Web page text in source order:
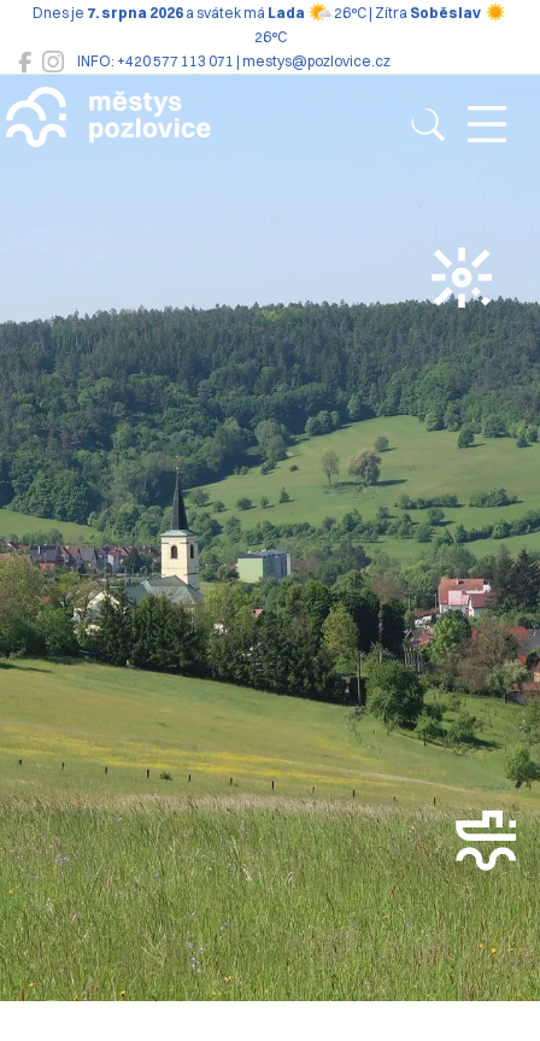
INFO: +420 577 113 071 | mestys@pozlovice.cz
Dnes je 7. srpna 2026 a svátek má Lada 26°C | Zítra Soběslav
26°C
Pozlovice